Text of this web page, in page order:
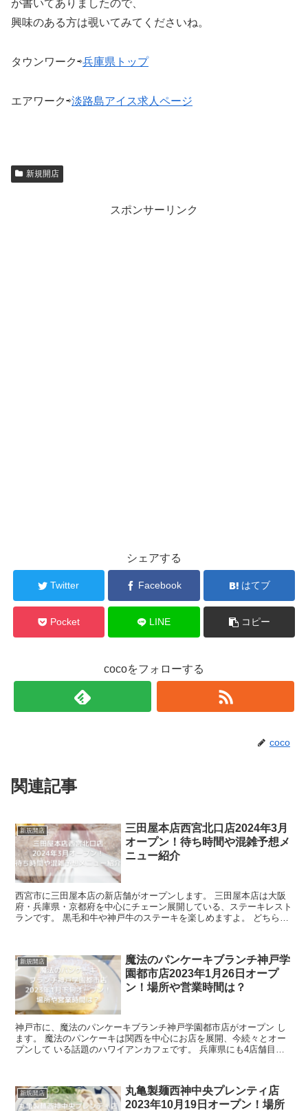
が書いてありましたので、
興味のある方は覗いてみてくださいね。
タウンワーク⇨兵庫県トップ
エアワーク⇨淡路島アイス求人ページ
新規開店
スポンサーリンク
シェアする
Twitter Facebook はてブ
Pocket LINE コピー
cocoをフォローする
coco
関連記事
新規開店
三田屋本店西宮北口店2024年3月
オープン！待ち時間や混雑予想メ
ニュー紹介
西宮市に三田屋本店の新店舗がオープンします。 三田屋本店は大阪
府・兵庫県・京都府を中心にチェーン展開している、ステーキレスト
ランです。 黒毛和牛や神戸牛のステーキを楽しめますよ。 どちらか
新規開店
魔法のパンケーキブランチ神戸学
園都市店2023年1月26日オープ
ン！場所や営業時間は？
神戸市に、魔法のパンケーキブランチ神戸学園都市店がオープン し
ます。 魔法のパンケーキは関西を中心にお店を展開、今続々とオー
プンして いる話題のハワイアンカフェです。 兵庫県にも4店舗目の
新規開店
丸亀製麺西神中央プレンティ店
2023年10月19日オープン！場所